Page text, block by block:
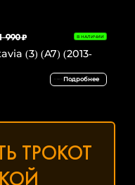
990 ₽ В НАЛИЧИИ
(3) (A7) (2013-
Подробнее
ТРОКОТ